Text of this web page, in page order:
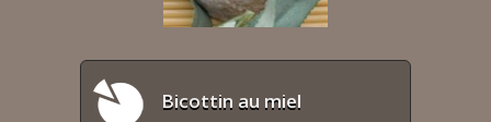
Bicottin au miel